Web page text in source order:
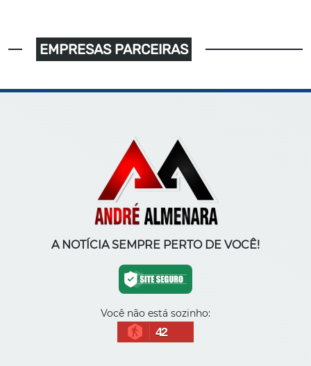
EMPRESAS PARCEIRAS
A NOTÍCIA SEMPRE PERTO DE VOCÊ!
Você não está sozinho:
42